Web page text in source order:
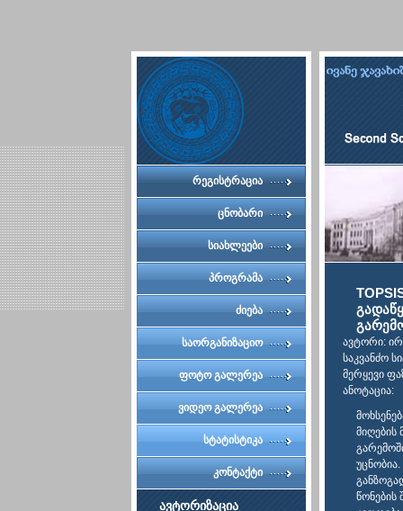
რეგისტრაცია
ცნობარი
სიახლეები
პროგრამა
ძიება
საორგანიზაციო
კომიტეტი
ფოტო გალერეა
ვიდეო გალერეა
სტატისტიკა
კონტაქტი
ავტორიზაცია
ავტორი:
საკვანძო
მერყევი
ანოტაცია:
მიღების
წონების